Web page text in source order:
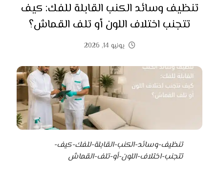
تنظيف وسائد الكنب القابلة للفك: كيف
تتجنب اختلاف اللون أو تلف القماش؟
يونيو 14, 2026
تنظيف-وسائد-الكنب-القابلة-للفك-كيف-
تتجنب-اختلاف-اللون-أو-تلف-القماش